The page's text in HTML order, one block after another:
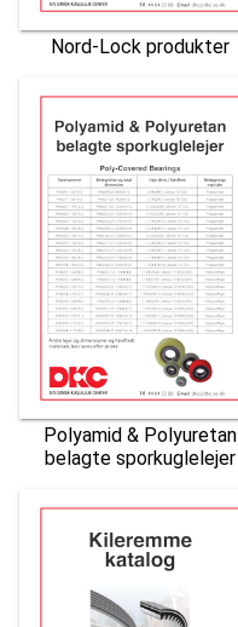
Nord-Lock produkter
Polyamid & Polyuretan
belagte sporkuglelejer